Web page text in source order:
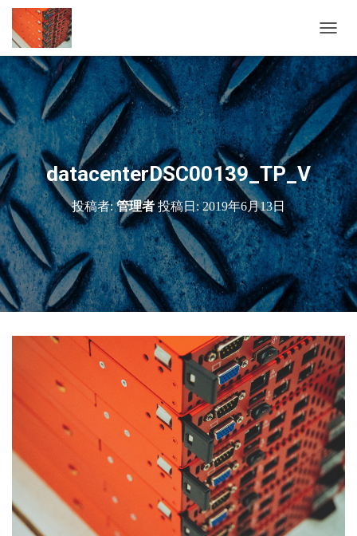
ビ
ゲ
ー
シ
ョ
ン
を
切
り
替
え
datacenterDSC00139_TP_V
投稿者:管理者投稿日:2019年6月13日